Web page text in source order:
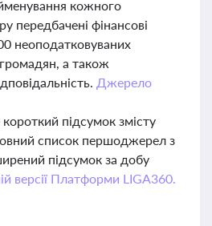
кожного
передбачені фінансові
неоподатковуваних
а також
Джерело
підсумок змісту
список першоджерел з
підсумок за добу
версії Платформи LIGA360.